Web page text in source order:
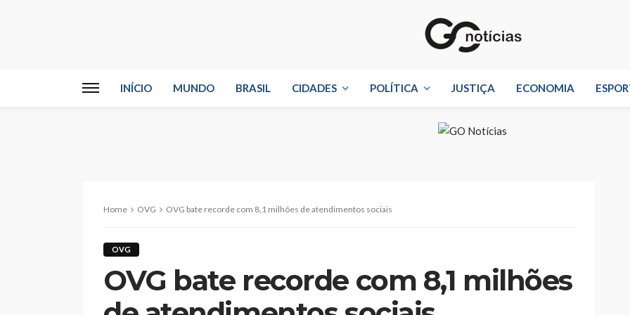
INÍCIO MUNDO BRASIL CIDADES POLÍTICA JUSTIÇA ECONOMIA
Home OVG OVG bate recorde com 8,1 milhões de atendimentos sociais
OVG
OVG bate recorde com 8,1 milhões